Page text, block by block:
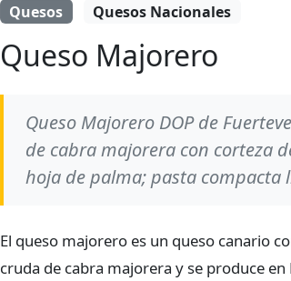
Quesos Quesos Nacionales
Queso Majorero
Queso Majorero DOP de
de cabra majorera con corteza
hoja de palma; pasta compacta
El queso majorero es un queso canario
cruda de cabra majorera y se produce